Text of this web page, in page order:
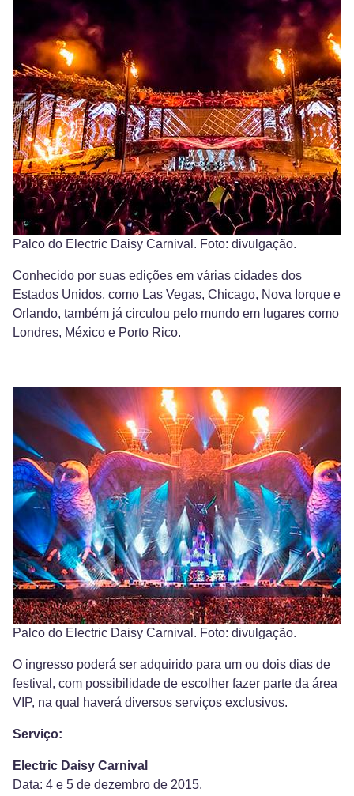
Palco do Electric Daisy Carnival. Foto: divulgação.
Conhecido por suas edições em várias cidades dos
Estados Unidos, como Las Vegas, Chicago, Nova Iorque e
Orlando, também já circulou pelo mundo em lugares como
Londres, México e Porto Rico.
Palco do Electric Daisy Carnival. Foto: divulgação.
O ingresso poderá ser adquirido para um ou dois dias de
festival, com possibilidade de escolher fazer parte da área
VIP, na qual haverá diversos serviços exclusivos.
Serviço:
Electric Daisy Carnival
Data: 4 e 5 de dezembro de 2015.